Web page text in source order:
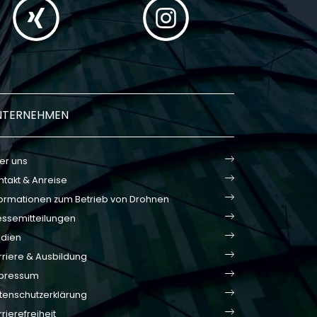
uns
& Anreise
zum Betrieb von Drohnen
& Ausbildung